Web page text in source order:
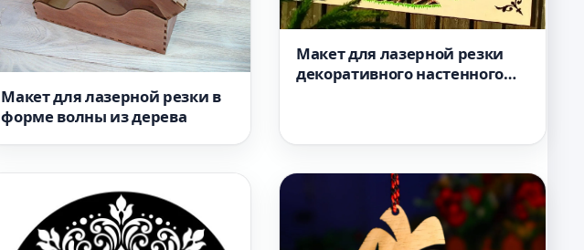
Макет для лазерной резки в
форме волны из дерева
Макет для лазерной резки
декоративного настенного